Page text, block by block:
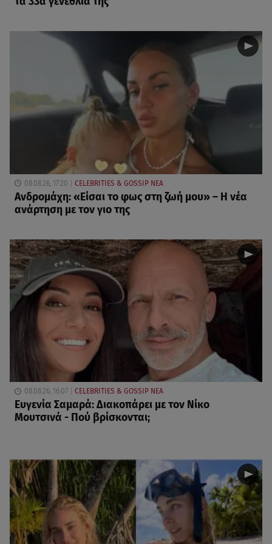
08.08.26, 17:20 CELEBRITIES & GOSSIP ΝΕΑ
Ανδρομάχη: «Είσαι το φως στη ζωή μου» – Η νέα
ανάρτηση με τον γιο της
08.08.26, 16:07 CELEBRITIES & GOSSIP ΝΕΑ
Ευγενία Σαμαρά: Διακοπάρει με τον Νίκο
Μουτσινά - Πού βρίσκονται;